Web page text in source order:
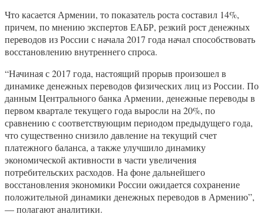
Что касается Армении, то показатель роста составил 14%,
причем, по мнению экспертов ЕАБР, резкий рост денежных
переводов из России с начала 2017 года начал способствовать
восстановлению внутреннего спроса.
“Начиная с 2017 года, настоящий прорыв произошел в
динамике денежных переводов физических лиц из России. По
данным Центрального банка Армении, денежные переводы в
первом квартале текущего года выросли на 20%, по
сравнению с соответствующим периодом предыдущего года,
что существенно снизило давление на текущий счет
платежного баланса, а также улучшило динамику
экономической активности в части увеличения
потребительских расходов. На фоне дальнейшего
восстановления экономики России ожидается сохранение
положительной динамики денежных переводов в Армению”,
— полагают аналитики.